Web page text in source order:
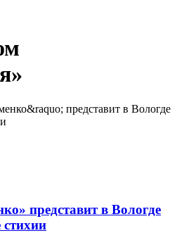
представит в Вологде